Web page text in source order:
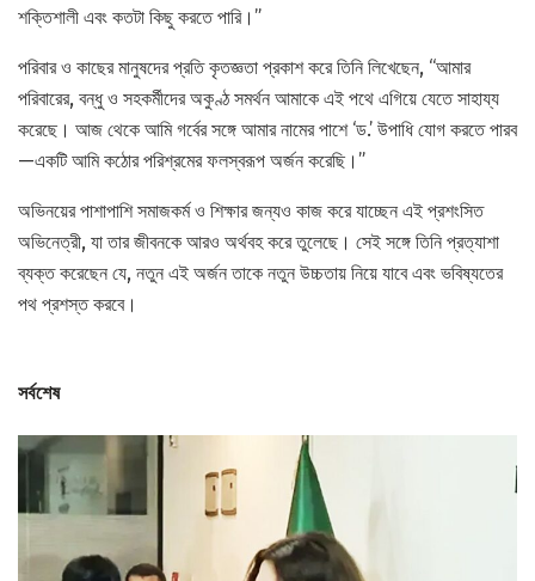
শক্তিশালী এবং কতটা কিছু করতে পারি।”
পরিবার ও কাছের মানুষদের প্রতি কৃতজ্ঞতা প্রকাশ করে তিনি লিখেছেন, “আমার
পরিবারের, বন্ধু ও সহকর্মীদের অকুণ্ঠ সমর্থন আমাকে এই পথে এগিয়ে যেতে সাহায্য
করেছে। আজ থেকে আমি গর্বের সঙ্গে আমার নামের পাশে ‘ড.’ উপাধি যোগ করতে পারব
—একটি আমি কঠোর পরিশ্রমের ফলস্বরূপ অর্জন করেছি।”
অভিনয়ের পাশাপাশি সমাজকর্ম ও শিক্ষার জন্যও কাজ করে যাচ্ছেন এই প্রশংসিত
অভিনেত্রী, যা তার জীবনকে আরও অর্থবহ করে তুলেছে। সেই সঙ্গে তিনি প্রত্যাশা
ব্যক্ত করেছেন যে, নতুন এই অর্জন তাকে নতুন উচ্চতায় নিয়ে যাবে এবং ভবিষ্যতের
পথ প্রশস্ত করবে।
সর্বশেষ